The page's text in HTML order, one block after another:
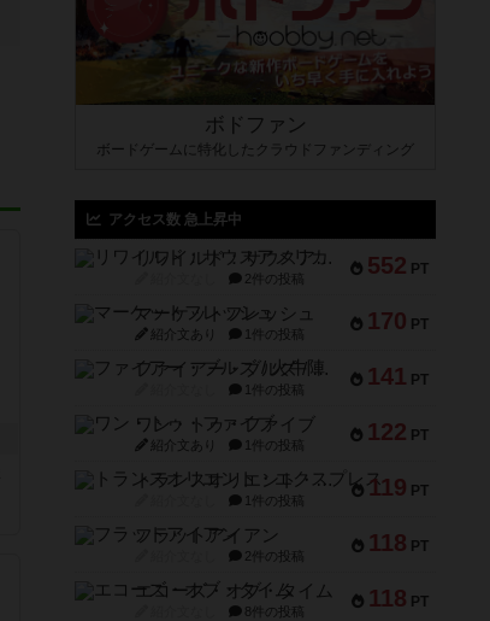
ボドファン
ボードゲームに特化したクラウドファンディング
アクセス数 急上昇中
552 PT
リワイルド：サウスアメリカ
2件の投稿
170 PT
マーケットフレッシュ
紹介文あり 1件の投稿
141 PT
ファイアー・ブルズ / 火牛陣
1件の投稿
122 PT
ワン・トゥ・ファイブ
紹介文あり 1件の投稿
119 PT
トランスオリエント・エクスプレス
1件の投稿
118 PT
フラットアイアン
2件の投稿
118 PT
エコーズ・オブ・タイム
8件の投稿